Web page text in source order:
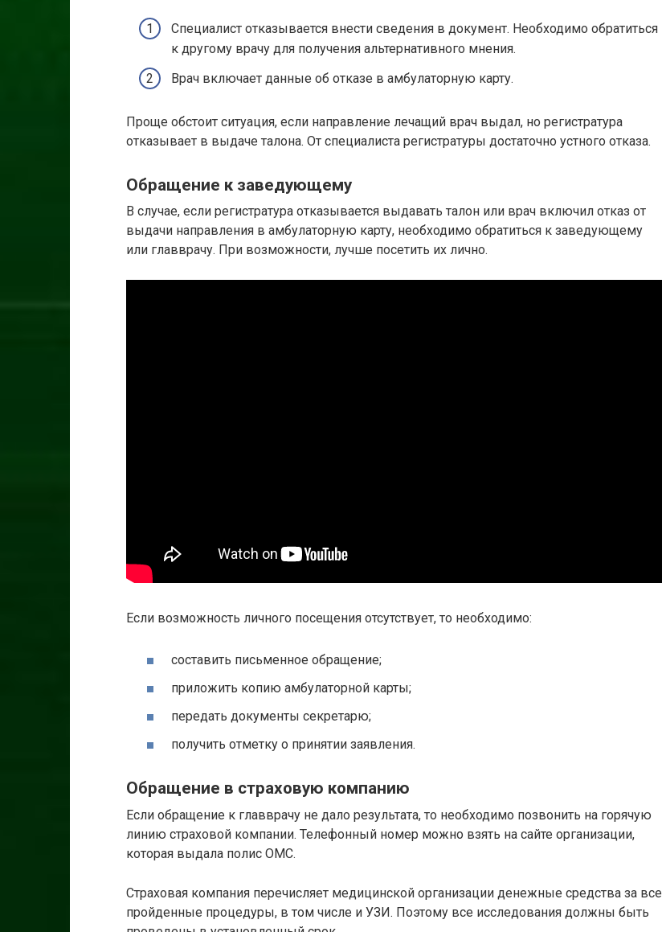
Специалист отказывается внести сведения в документ. Необходимо обратиться
к другому врачу для получения альтернативного мнения.
Врач включает данные об отказе в амбулаторную карту.
Проще обстоит ситуация, если направление лечащий врач выдал, но регистратура
отказывает в выдаче талона. От специалиста регистратуры достаточно устного отказа.
Обращение к заведующему
В случае, если регистратура отказывается выдавать талон или врач включил отказ от
выдачи направления в амбулаторную карту, необходимо обратиться к заведующему
или главврачу. При возможности, лучше посетить их лично.
Если возможность личного посещения отсутствует, то необходимо:
составить письменное обращение;
приложить копию амбулаторной карты;
передать документы секретарю;
получить отметку о принятии заявления.
Обращение в страховую компанию
Если обращение к главврачу не дало результата, то необходимо позвонить на горячую
линию страховой компании. Телефонный номер можно взять на сайте организации,
которая выдала полис ОМС.
Страховая компания перечисляет медицинской организации денежные средства за все
пройденные процедуры, в том числе и УЗИ. Поэтому все исследования должны быть